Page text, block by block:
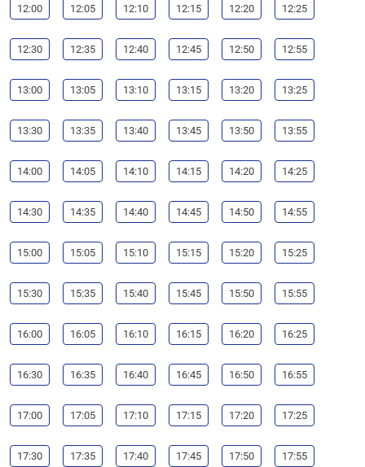
12:00 12:05 12:10 12:15 12:20 12:25
12:30 12:35 12:40 12:45 12:50 12:55
13:00 13:05 13:10 13:15 13:20 13:25
13:30 13:35 13:40 13:45 13:50 13:55
14:00 14:05 14:10 14:15 14:20 14:25
14:30 14:35 14:40 14:45 14:50 14:55
15:00 15:05 15:10 15:15 15:20 15:25
15:30 15:35 15:40 15:45 15:50 15:55
16:00 16:05 16:10 16:15 16:20 16:25
16:30 16:35 16:40 16:45 16:50 16:55
17:00 17:05 17:10 17:15 17:20 17:25
17:30 17:35 17:40 17:45 17:50 17:55